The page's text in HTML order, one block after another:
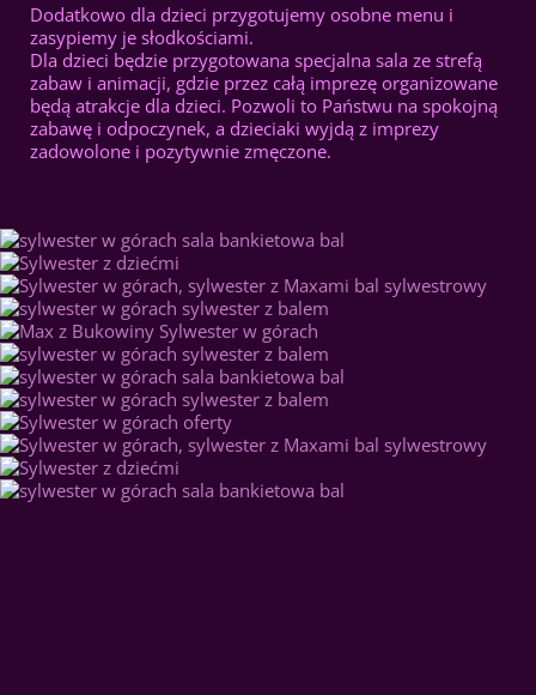
Dodatkowo dla dzieci przygotujemy osobne menu i
zasypiemy je słodkościami.
Dla dzieci będzie przygotowana specjalna sala ze strefą
zabaw i animacji, gdzie przez całą imprezę organizowane
będą atrakcje dla dzieci. Pozwoli to Państwu na spokojną
zabawę i odpoczynek, a dzieciaki wyjdą z imprezy
zadowolone i pozytywnie zmęczone.